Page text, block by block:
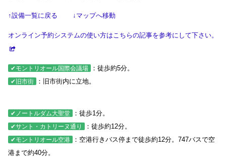
↑設備一覧に戻る ↓マップへ移動
オンライン予約システムの使い方はこちらの記事を参考にして下さい。
✔モントリオール国際会議場 ：徒歩約5分。
✔旧市街 ：旧市街内に立地。
✔ノートルダム大聖堂 ：徒歩1分。
✔サント・カトリーヌ通り ：徒歩約12分。
✔モントリオール空港
：空港行きバス停まで徒歩約12分。747バスで空
港まで約40分。